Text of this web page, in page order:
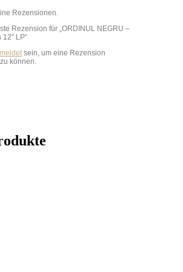
Rezensionen.
Rezension für „ORDINUL NEGRU –
LP“
sein, um eine Rezension
können.